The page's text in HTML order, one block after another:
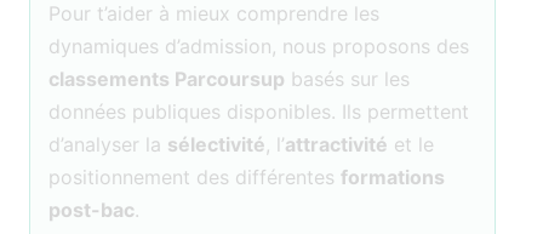
Pour t’aider à mieux comprendre les
dynamiques d’admission, nous proposons des
classements Parcoursup basés sur les
données publiques disponibles. Ils permettent
d’analyser la sélectivité, l’attractivité et le
positionnement des différentes formations
post-bac.